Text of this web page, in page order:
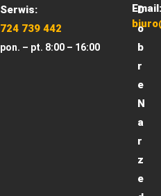
Serwis:
724 739 442
pon. – pt. 8:00 – 16:00
Email:
D
o
b
r
e
N
a
r
z
e